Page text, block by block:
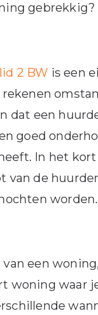
gebrekkig?
2 BW is een
dat een
goed
In het
van de
worden.
een
woning waar